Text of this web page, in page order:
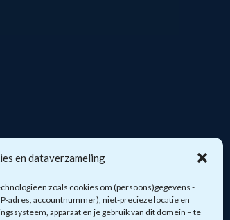
en dataverzameling
zoals cookies om (persoons)gegevens -
adres, accountnummer), niet-precieze locatie en
apparaat en je gebruik van dit domein – te